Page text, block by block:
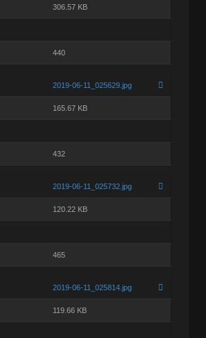
306.57 KB
440
2019-06-11_025629.jpg
165.67 KB
432
2019-06-11_025732.jpg
120.22 KB
465
2019-06-11_025814.jpg
119.66 KB